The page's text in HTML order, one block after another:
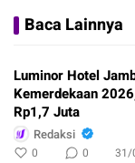
Baca Lainnya
Luminor Hotel
Kemerdekaan
Rp1,7 Juta
Redaksi
0 0 31/